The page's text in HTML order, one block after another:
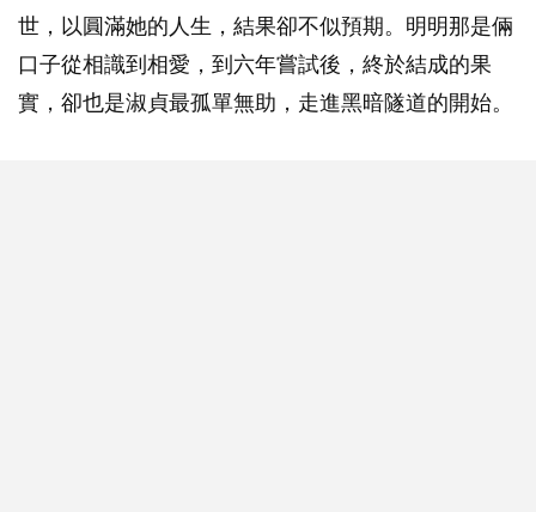
世，以圓滿她的人生，結果卻不似預期。明明那是倆
口子從相識到相愛，到六年嘗試後，終於結成的果
實，卻也是淑貞最孤單無助，走進黑暗隧道的開始。